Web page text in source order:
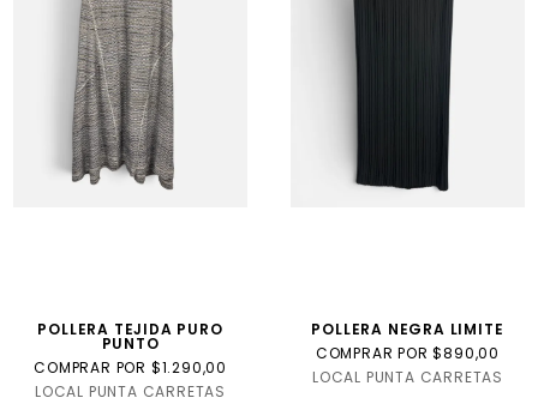
POLLERA TEJIDA PURO
PUNTO
COMPRAR POR $1.290,00
LOCAL PUNTA CARRETAS
POLLERA NEGRA LIMITE
COMPRAR POR $890,00
LOCAL PUNTA CARRETAS